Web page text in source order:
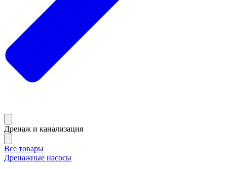
Дренаж и канализация
Все товары
Дренажные насосы